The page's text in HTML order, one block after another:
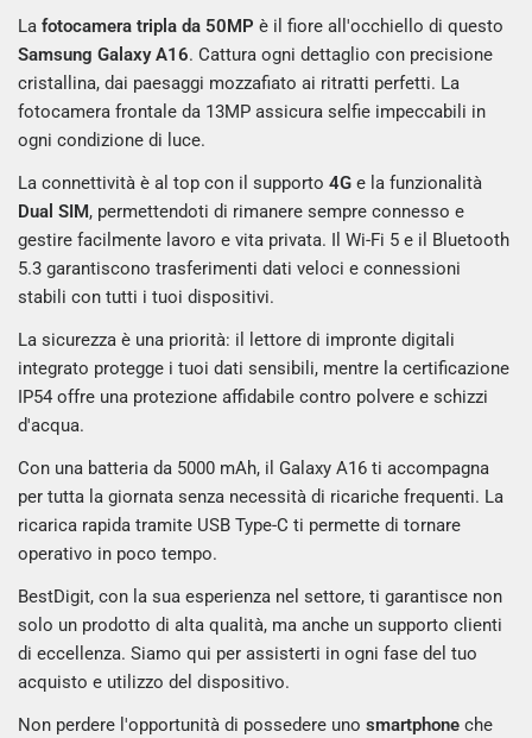
Lafotocamera tripla da 50MP è il fiore all'occhiello di questo
Samsung Galaxy A16. Cattura ogni dettaglio con precisione
cristallina, dai paesaggi mozzafiato ai ritratti perfetti. La
fotocamera frontale da 13MP assicura selfie impeccabili in
ogni condizione di luce.
La connettività è al top con il supporto4G e la funzionalità
Dual SIM, permettendoti di rimanere sempre connesso e
gestire facilmente lavoro e vita privata. Il Wi-Fi 5 e il Bluetooth
5.3 garantiscono trasferimenti dati veloci e connessioni
stabili con tutti i tuoi dispositivi.
La sicurezza è una priorità: il lettore di impronte digitali
integrato protegge i tuoi dati sensibili, mentre la certificazione
IP54 offre una protezione affidabile contro polvere e schizzi
d'acqua.
Con una batteria da 5000 mAh, il Galaxy A16 ti accompagna
per tutta la giornata senza necessità di ricariche frequenti. La
ricarica rapida tramite USB Type-C ti permette di tornare
operativo in poco tempo.
BestDigit, con la sua esperienza nel settore, ti garantisce non
solo un prodotto di alta qualità, ma anche un supporto clienti
di eccellenza. Siamo qui per assisterti in ogni fase del tuo
acquisto e utilizzo del dispositivo.
Non perdere l'opportunità di possedere unosmartphone che